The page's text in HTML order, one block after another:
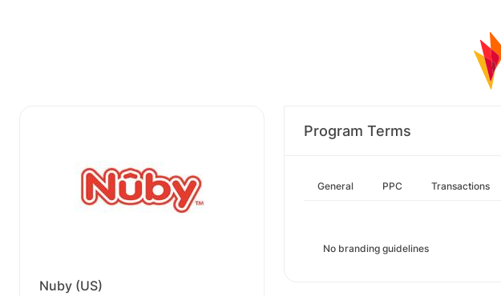
Nuby (US)
Program Terms
General PPC Transactions
No branding guidelines